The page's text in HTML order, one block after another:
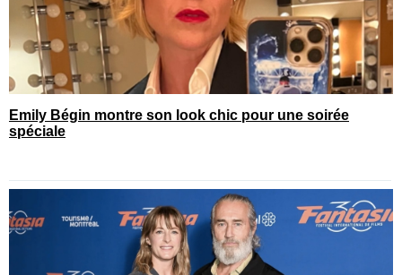
Emily Bégin montre son look chic pour une soirée
spéciale